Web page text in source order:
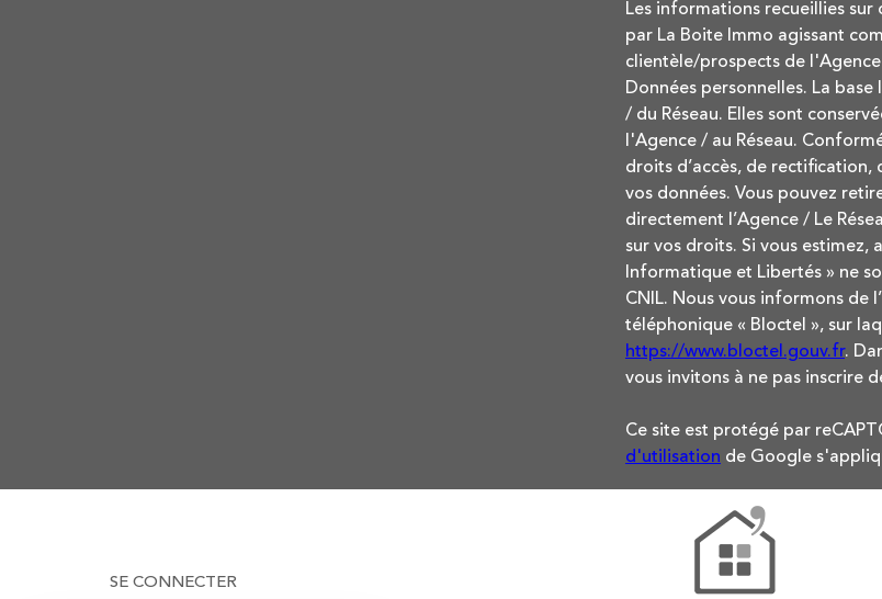
Les informations recueillies
par La Boite Immo agissant
clientèle/prospects de
Données personnelles. La
/ du Réseau. Elles sont
l'Agence / au Réseau.
droits d’accès, de
vos données. Vous pouvez
directement l’Agence / Le
sur vos droits. Si vous estimez,
Informatique et Libertés » ne
CNIL. Nous vous informons de
téléphonique « Bloctel », sur
https://www.bloctel.gouv.fr.
vous invitons à ne pas inscrire
Ce site est protégé par
d'utilisation de Google
SE CONNECTER